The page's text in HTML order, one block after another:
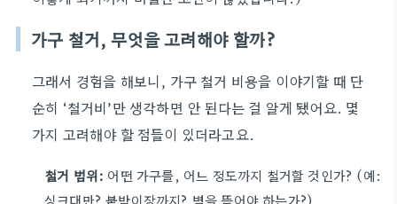
가구 철거, 무엇을 고려해야 할까?
그래서 경험을 해보니, 가구 철거 비용을 이야기할 때 단
순히 ‘철거비’만 생각하면 안 된다는 걸 알게 됐어요. 몇
가지 고려해야 할 점들이 있더라고요.
철거 범위: 어떤 가구를, 어느 정도까지 철거할 것인가? (예:
싱크대만? 붙박이장까지? 벽을 뜯어야 하는가?)